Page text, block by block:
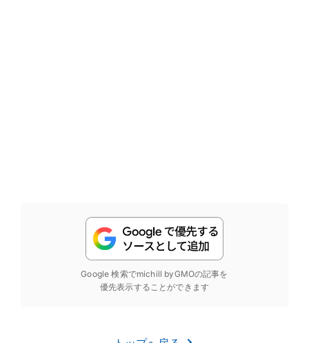
Google 検索でmichill byGMOの記事を
優先表示することができます